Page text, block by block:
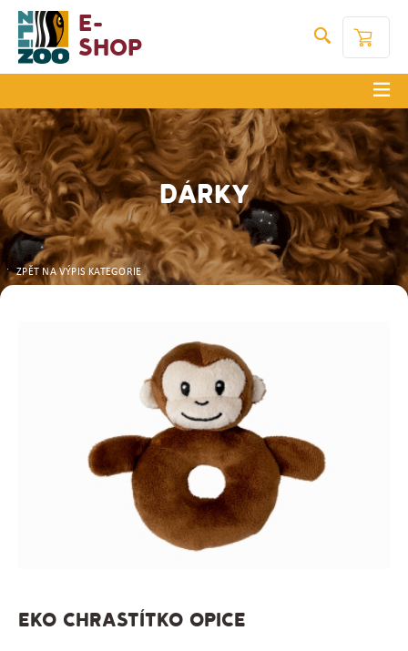
E-
Shop
DÁRKY
ZPĚT NA VÝPIS KATEGORIE
EKO CHRASTÍTKO OPICE